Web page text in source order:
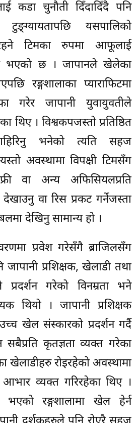
कडा चुनौती दिँदादिँदै पनि
टुङ्ग्यायतापछि यसपालिको
टिमका रुपमा आफूलाई
भएको छ । जापानले खेलेका
रङ्गशालाका प्याराफिटमा
गरेर जापानी युवायुवतीले
थिए । विश्वकपजस्तो प्रतिष्ठित
बाहिरिनु भनेको त्यति सहज
अवस्थामा विपक्षी टिमसँग
वा अन्य अफिसियलप्रति
वा रिस प्रकट गर्नेजस्ता
देखिनु सामान्य हो ।
प्रवेश गरेसँगै ब्राजिलसँग
प्रशिक्षक, खेलाडी तथा
प्रदर्शन गरेको विनम्रता भने
थियो । जापानी प्रशिक्षक
खेल संस्कारको प्रदर्शन गर्दै
सबैप्रति कृतज्ञता व्यक्त गरेका
खेलाडीहरु रोइरहेको अवस्थामा
व्यक्त गरिरहेका थिए ।
भएको रङ्गशालामा खेल हेर्न